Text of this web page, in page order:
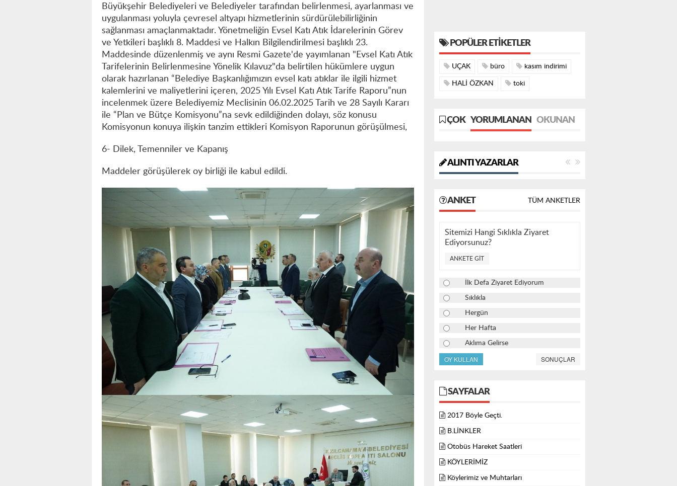
Büyükşehir Belediyeleri ve Belediyeler tarafından belirlenmesi, ayarlanması ve
uygulanması yoluyla çevresel altyapı hizmetlerinin sürdürülebilirliğinin
sağlanması amaçlanmaktadır. Yönetmeliğin Evsel Katı Atık İdarelerinin Görev
ve Yetkileri başlıklı 8. Maddesi ve Halkın Bilgilendirilmesi başlıklı 23.
Maddesinde düzenlenmiş ve aynı Resmi Gazete'de yayımlanan "Evsel Katı Atık
Tarifelerinin Belirlenmesine Yönelik Kılavuz"da belirtilen hükümlere uygun
olarak hazırlanan “Belediye Başkanlığımızın evsel katı atıklar ile ilgili hizmet
kalemlerini ve maliyetlerini içeren, 2025 Yılı Evsel Katı Atık Tarife Raporu”nun
incelenmek üzere Belediyemiz Meclisinin 06.02.2025 Tarih ve 28 Sayılı Kararı
ile “Plan ve Bütçe Komisyonu”na sevk edildiğinden dolayı, söz konusu
Komisyonun konuya ilişkin tanzim ettikleri Komisyon Raporunun görüşülmesi,
6- Dilek, Temenniler ve Kapanış
Maddeler görüşülerek oy birliği ile kabul edildi.
POPÜLER ETIKETLER
UÇAK büro kasım indirimi
HALİ ÖZKAN toki
ÇOK YORUMLANAN OKUNAN
ALINTI YAZARLAR
ANKET TÜM ANKETLER
Sitemizi Hangi Sıklıkla Ziyaret
Ediyorsunuz?
ANKETE GIT
İlk Defa Ziyaret Ediyorum
Sıklıkla
Hergün
Her Hafta
Aklıma Gelirse
OY KULLAN SONUÇLAR
SAYFALAR
2017 Böyle Geçti.
B.LİNKLER
Otobüs Hareket Saatleri
KÖYLERİMİZ
Köylerimiz ve Muhtarları